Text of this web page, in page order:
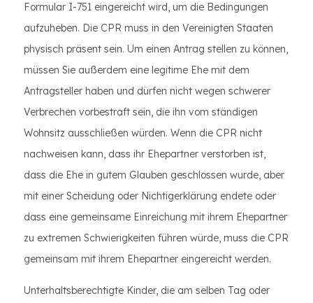
Formular I-751 eingereicht wird, um die Bedingungen
aufzuheben. Die CPR muss in den Vereinigten Staaten
physisch präsent sein. Um einen Antrag stellen zu können,
müssen Sie außerdem eine legitime Ehe mit dem
Antragsteller haben und dürfen nicht wegen schwerer
Verbrechen vorbestraft sein, die ihn vom ständigen
Wohnsitz ausschließen würden. Wenn die CPR nicht
nachweisen kann, dass ihr Ehepartner verstorben ist,
dass die Ehe in gutem Glauben geschlossen wurde, aber
mit einer Scheidung oder Nichtigerklärung endete oder
dass eine gemeinsame Einreichung mit ihrem Ehepartner
zu extremen Schwierigkeiten führen würde, muss die CPR
gemeinsam mit ihrem Ehepartner eingereicht werden.
Unterhaltsberechtigte Kinder, die am selben Tag oder